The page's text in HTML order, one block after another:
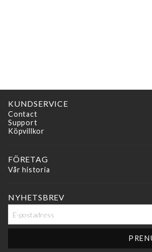
KUNDSERVICE
Contact
Support
Köpvillkor
FÖRETAG
Vår historia
NYHETSBREV